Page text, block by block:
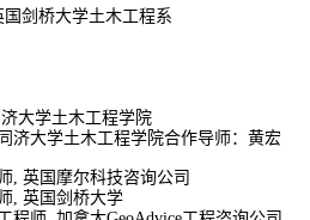
国剑桥大学土木工程系
大学土木工程学院
济大学土木工程学院合作导师：黄宏
英国摩尔科技咨询公司
英国剑桥大学